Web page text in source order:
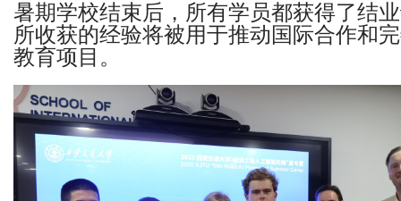
暑期学校结束后，所有学员都获得了结
所收获的经验将被用于推动国际合作和
教育项目。